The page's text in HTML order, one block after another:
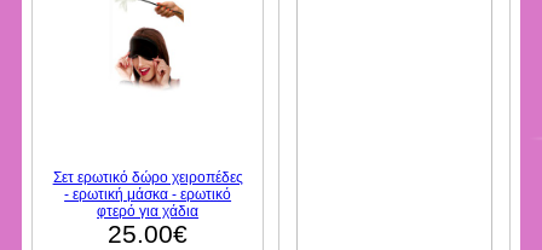
Σετ ερωτικό δώρο χειροπέδες
- ερωτική μάσκα - ερωτικό
φτερό για χάδια
25.00€